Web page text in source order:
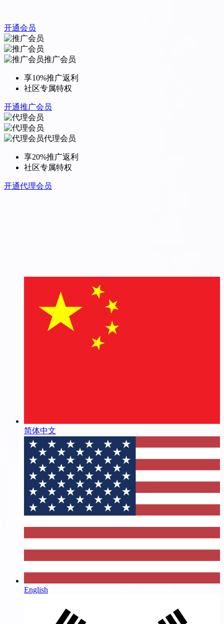
开通会员
推广会员
享10%推广返利
社区专属特权
开通推广会员
代理会员
享20%推广返利
社区专属特权
开通代理会员
简体中文
English